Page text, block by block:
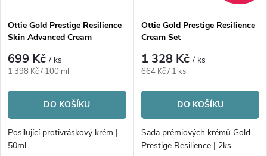
Ottie Gold Prestige Resilience
Skin Advanced Cream
699 Kč/ ks
Měrná
1 398 Kč / 100 ml
DO KOŠÍKU
Posilující protivráskový krém |
50ml
Ottie Gold Prestige Resilience
Cream Set
1 328 Kč/ ks
Měrná
664 Kč / 1 ks
DO KOŠÍKU
Sada prémiových krémů Gold
Prestige Resilience | 2ks